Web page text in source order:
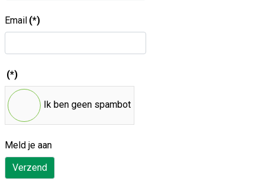
Email (*)
(*)
Ik ben geen spambot
Meld je aan
Verzend